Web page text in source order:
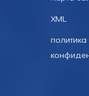
XML
политика